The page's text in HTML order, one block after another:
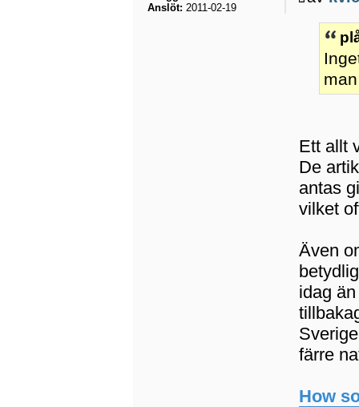
Ett allt
De
antas
vilket
Även
idag
färre
How
Anslöt: 2011-02-19